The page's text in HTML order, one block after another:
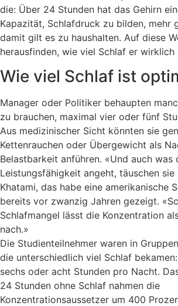
die: Über 24 Stunden hat das Gehirn
Kapazität, Schlafdruck zu bilden, mehr
damit gilt es zu haushalten. Auf diese
herausfinden, wie viel Schlaf er wirklich
Wie viel Schlaf ist
Manager oder Politiker behaupten
zu brauchen, maximal vier oder fünf
Aus medizinischer Sicht könnten sie
Kettenrauchen oder Übergewicht als
Belastbarkeit anführen. «Und auch was
Leistungsfähigkeit angeht, täuschen sie
Khatami, das habe eine amerikanische
bereits vor zwanzig Jahren gezeigt.
Schlafmangel lässt die Konzentration
nach.»
Die Studienteilnehmer waren in
die unterschiedlich viel Schlaf
sechs oder acht Stunden pro Nacht.
24 Stunden ohne Schlaf nahmen die
Konzentrationsaussetzer um 400